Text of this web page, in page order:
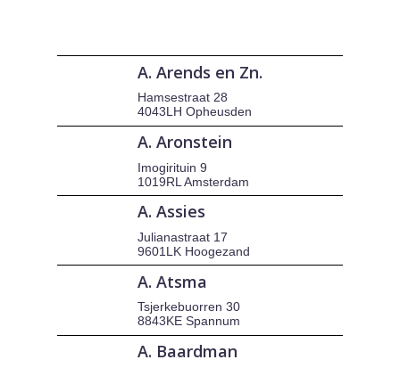
A. Arends en Zn.
Hamsestraat 28
4043LH Opheusden
A. Aronstein
Imogirituin 9
1019RL Amsterdam
A. Assies
Julianastraat 17
9601LK Hoogezand
A. Atsma
Tsjerkebuorren 30
8843KE Spannum
A. Baardman